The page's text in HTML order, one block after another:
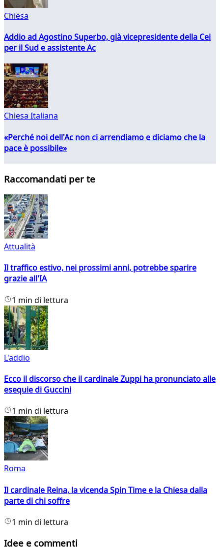
Chiesa
Addio ad Agostino Superbo, già vicepresidente della Cei
per il Sud e assistente Ac
Chiesa Italiana
«Perché noi dell'Ac non ci arrendiamo e diciamo che la
pace è possibile»
Raccomandati per te
Attualità
Il traffico estivo, nei prossimi anni, potrebbe sparire
grazie all'IA
1 min di lettura
L'addio
Ecco il discorso che il cardinale Zuppi ha pronunciato alle
esequie di Guccini
1 min di lettura
Roma
Il cardinale Reina, la vicenda Spin Time e la Chiesa dalla
parte di chi soffre
1 min di lettura
Idee e commenti